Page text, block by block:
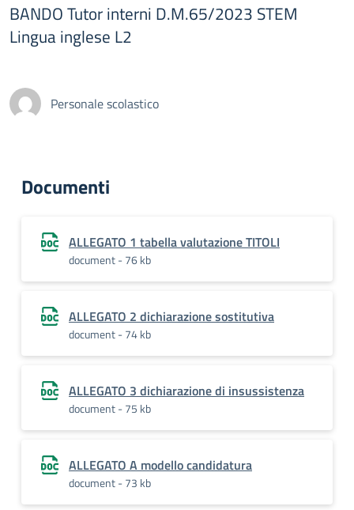
BANDO Tutor interni D.M.65/2023 STEM
Lingua inglese L2
Personale scolastico
Documenti
ALLEGATO 1 tabella valutazione TITOLI
document - 76 kb
ALLEGATO 2 dichiarazione sostitutiva
document - 74 kb
ALLEGATO 3 dichiarazione di insussistenza
document - 75 kb
ALLEGATO A modello candidatura
document - 73 kb